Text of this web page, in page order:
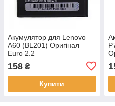
Акумулятор для Lenovo
A60 (BL201) Оригінал
Euro 2.2
158 ₴
Купити